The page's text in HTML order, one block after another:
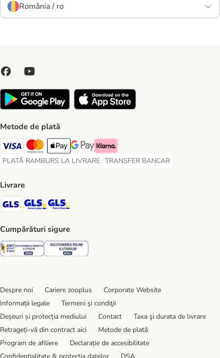
România / ro
Metode de plată
Visa Payment Method
Master Card Payment Method
Apple Pay Payment Method
Google Pay Payment Method
Klarna Payment Method
PLATĂ RAMBURS LA LIVRARE
PLATĂ RAMBURS LA LIVRARE Payment Method
TRANSFER BANCAR
TRANSFER BANCAR Payment
Livrare
GLS Shipping Method
GLS Locker Shipping Method
Cumpărături sigure
Security Security
Despre noi Cariere zooplus
Corporate Website
Informații legale
Termeni şi condiţii
Deșeuri și protecția mediului
Contact
Taxa şi durata de livrare
Retrageți-vă din contract aici
Metode de plată
Program de afiliere
Declarație de accesibilitate